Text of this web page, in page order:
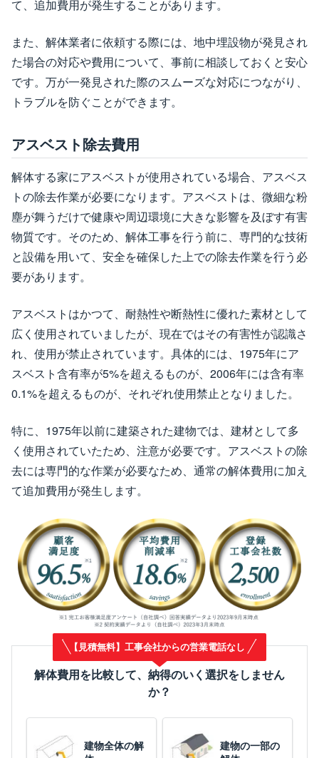
て、追加費用が発生することがあります。
また、解体業者に依頼する際には、地中埋設物が発見され
た場合の対応や費用について、事前に相談しておくと安心
です。万が一発見された際のスムーズな対応につながり、
トラブルを防ぐことができます。
アスベスト除去費用
解体する家にアスベストが使用されている場合、アスベス
トの除去作業が必要になります。アスベストは、微細な粉
塵が舞うだけで健康や周辺環境に大きな影響を及ぼす有害
物質です。そのため、解体工事を行う前に、専門的な技術
と設備を用いて、安全を確保した上での除去作業を行う必
要があります。
アスベストはかつて、耐熱性や断熱性に優れた素材として
広く使用されていましたが、現在ではその有害性が認識さ
れ、使用が禁止されています。具体的には、1975年にア
スベスト含有率が5%を超えるものが、2006年には含有率
0.1%を超えるものが、それぞれ使用禁止となりました。
特に、1975年以前に建築された建物では、建材として多
く使用されていたため、注意が必要です。アスベストの除
去には専門的な作業が必要なため、通常の解体費用に加え
て追加費用が発生します。
【見積無料】工事会社からの営業電話なし
解体費用を比較して、納得のいく選択をしません
か？
建物全体の解
建物の一部の